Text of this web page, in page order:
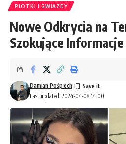
PLOTKI I GWIAZDY
Nowe Odkrycia na
Szokujące
Last updated: 2024-04-08 14:00
Damian Pośpiech